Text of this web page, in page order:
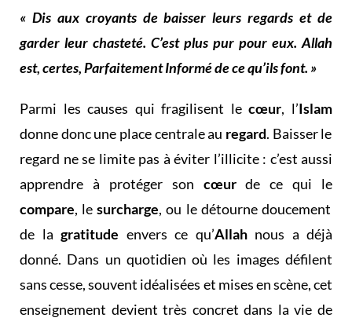
« Dis aux croyants de baisser leurs regards et de
garder leur chasteté. C’est plus pur pour eux. Allah
est, certes, Parfaitement Informé de ce qu’ils font. »
Parmi les causes qui fragilisent lecœur, l’Islam
donne donc une place centrale au regard. Baisser le
regard ne se limite pas à éviter l’illicite : c’est aussi
apprendre à protéger son cœurde ce qui le
compare, lesurcharge, ou le détourne doucement
de la gratitude envers ce qu’Allahnous a déjà
donné. Dans un quotidien où les images défilent
sans cesse, souvent idéalisées et mises en scène, cet
enseignement devient très concret dans la vie de